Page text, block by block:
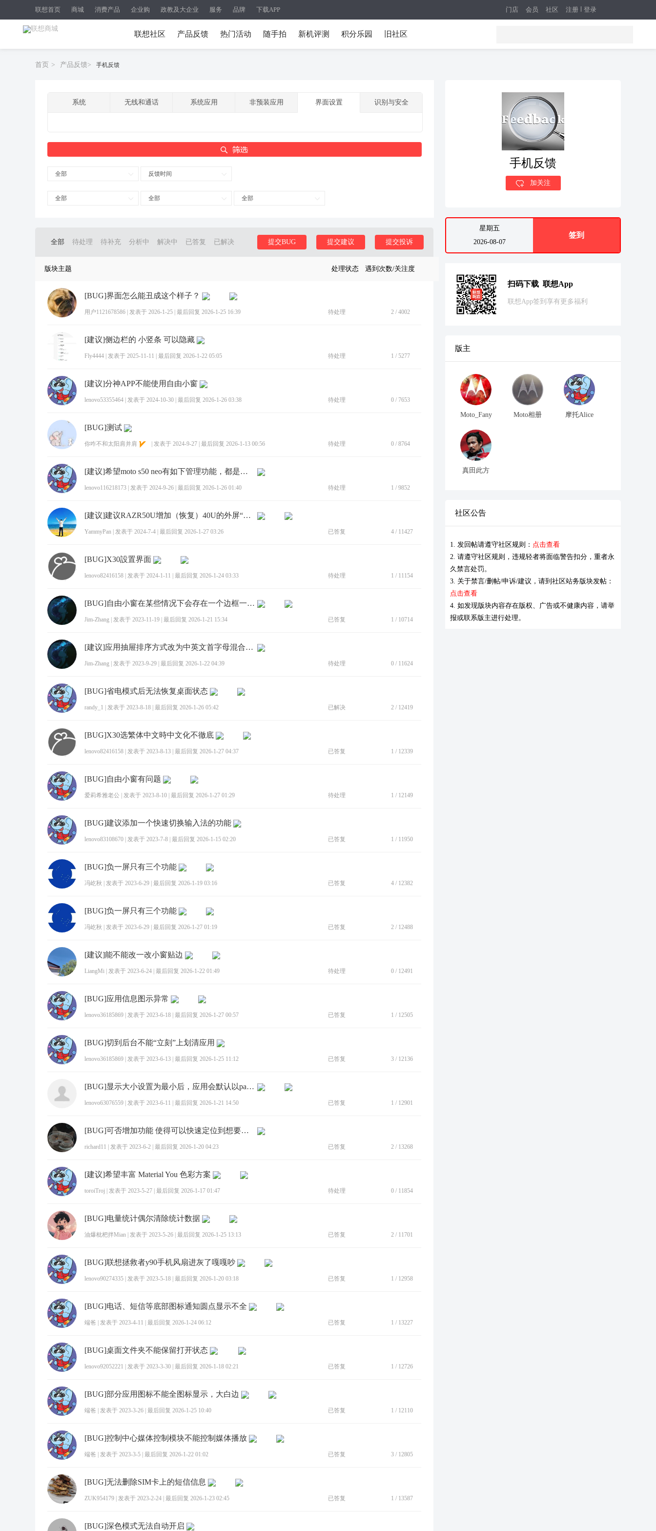
联想首页 商城 消费产品 企业购 政教及大企业 服务 品牌 下载APP 注册 登录
门店 会员 社区
联想社区 产品反馈 热门活动 随手拍 新机评测 积分乐园 旧社区
首页 > 产品反馈> 手机反馈
系统 无线和通话 系统应用 非预装应用 界面设置 识别与安全
全部 反馈时间
全部 全部 全部
全部 待处理 待补充 分析中 解决中 已答复 已解决 提交投诉
提交建议
提交BUG
版块主题 处理状态 遇到次数/关注度
[BUG]界面怎么能丑成这个样子？
用户1121678586 发表于 2026-1-25 最后回复 2026-1-25 16:39 待处理 2 / 4002
[建议]侧边栏的 小竖条 可以隐藏
Fly4444 发表于 2025-11-11 最后回复 2026-1-22 05:05 待处理 1 / 5277
[建议]分神APP不能使用自由小窗
lenovo53355464 发表于 2024-10-30 最后回复 2026-1-26 03:38 待处理 0 / 7653
[BUG]测试
你咋不和太阳肩并肩 发表于 2024-9-27 最后回复 2026-1-13 00:56 待处理 0 / 8764
[建议]希望moto s50 neo有如下管理功能，都是界面的二次开发。
lenovo116218173 发表于 2024-9-26 最后回复 2026-1-26 01:40 待处理 1 / 9852
[建议]建议RAZR50U增加（恢复）40U的外屏“时间+电量”显示功能
YammyPan 发表于 2024-7-4 最后回复 2026-1-27 03:26 已答复 4 / 11427
[BUG]X30設置界面
lenovo82416158 发表于 2024-1-11 最后回复 2026-1-24 03:33 待处理 1 / 11154
[BUG]自由小窗在某些情况下会存在一个边框一直显示
Jim-Zhang 发表于 2023-11-19 最后回复 2026-1-21 15:34 已答复 1 / 10714
[建议]应用抽屉排序方式改为中英文首字母混合一起排序
Jim-Zhang 发表于 2023-9-29 最后回复 2026-1-22 04:39 待处理 0 / 11624
[BUG]省电模式后无法恢复桌面状态
randy_1 发表于 2023-8-18 最后回复 2026-1-26 05:42 已解决 2 / 12419
[BUG]X30选繁体中文時中文化不徹底
lenovo82416158 发表于 2023-8-13 最后回复 2026-1-27 04:37 已答复 1 / 12339
[BUG]自由小窗有问题
爱莉希雅老公 发表于 2023-8-10 最后回复 2026-1-27 01:29 待处理 1 / 12149
[BUG]建议添加一个快速切换输入法的功能
lenovo83108670 发表于 2023-7-8 最后回复 2026-1-15 02:20 已答复 1 / 11950
[BUG]负一屏只有三个功能
冯屹秋 发表于 2023-6-29 最后回复 2026-1-19 03:16 已答复 4 / 12382
[BUG]负一屏只有三个功能
冯屹秋 发表于 2023-6-29 最后回复 2026-1-27 01:19 已答复 2 / 12488
[建议]能不能改一改小窗贴边
LiangMi 发表于 2023-6-24 最后回复 2026-1-22 01:49 待处理 0 / 12491
[BUG]应用信息图示异常
lenovo36185869 发表于 2023-6-18 最后回复 2026-1-27 00:57 已答复 1 / 12505
[BUG]切到后台不能“立刻”上划清应用
lenovo36185869 发表于 2023-6-13 最后回复 2026-1-25 11:12 已答复 3 / 12136
[BUG]显示大小设置为最小后，应用会默认以pad模式打开
lenovo63076559 发表于 2023-6-11 最后回复 2026-1-21 14:50 已答复 1 / 12901
[BUG]可否增加功能 使得可以快速定位到想要的app图标位置
richard11 发表于 2023-6-2 最后回复 2026-1-20 04:23 已答复 2 / 13268
[建议]希望丰富 Material You 色彩方案
toroiTroj 发表于 2023-5-27 最后回复 2026-1-17 01:47 待处理 0 / 11854
[BUG]电量统计偶尔清除统计数据
油爆枇杷拌Mian 发表于 2023-5-26 最后回复 2026-1-25 13:13 已答复 2 / 11701
[BUG]联想拯救者y90手机风扇进灰了嘎嘎吵
lenovo90274335 发表于 2023-5-18 最后回复 2026-1-20 03:18 已答复 1 / 12958
[BUG]电话、短信等底部图标通知圆点显示不全
端爸 发表于 2023-4-11 最后回复 2026-1-24 06:12 已答复 1 / 13227
[BUG]桌面文件夹不能保留打开状态
lenovo92052221 发表于 2023-3-30 最后回复 2026-1-18 02:21 已答复 1 / 12726
[BUG]部分应用图标不能全图标显示，大白边
端爸 发表于 2023-3-26 最后回复 2026-1-25 10:40 已答复 1 / 12110
[BUG]控制中心媒体控制模块不能控制媒体播放
端爸 发表于 2023-3-5 最后回复 2026-1-22 01:02 已答复 3 / 12805
[BUG]无法删除SIM卡上的短信信息
ZUK954179 发表于 2023-2-24 最后回复 2026-1-23 02:45 已答复 1 / 13587
[BUG]深色模式无法自动开启
手机反馈
加关注
星期五
2026-08-07
签到
扫码下载 联想App
联想App签到享有更多福利
版主
Moto_Fany Moto相册 摩托Alice
真田此方
社区公告
1. 发回帖请遵守社区规则： 点击查看
2. 请遵守社区规则，违规轻者将面临警告扣分，重者永
久禁言处罚。
3. 关于禁言/删帖/申诉/建议，请到社区站务版块发帖：
点击查看
4. 如发现版块内容存在版权、广告或不健康内容，请举
报或联系版主进行处理。